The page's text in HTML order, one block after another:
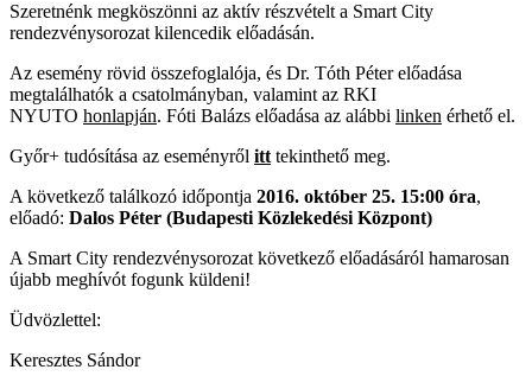
Szeretnénk megköszönni az aktív részvételt a Smart City
rendezvénysorozat kilencedik előadásán.
Az esemény rövid összefoglalója, és Dr. Tóth Péter előadása
megtalálhatók a csatolmányban, valamint az RKI
NYUTO honlapján. Fóti Balázs előadása az alábbi linken érhető el.
Győr+ tudósítása az eseményről itt tekinthető meg.
A következő találkozó időpontja 2016. október 25. 15:00 óra,
előadó: Dalos Péter (Budapesti Közlekedési Központ)
A Smart City rendezvénysorozat következő előadásáról hamarosan
újabb meghívót fogunk küldeni!
Üdvözlettel:
Keresztes Sándor